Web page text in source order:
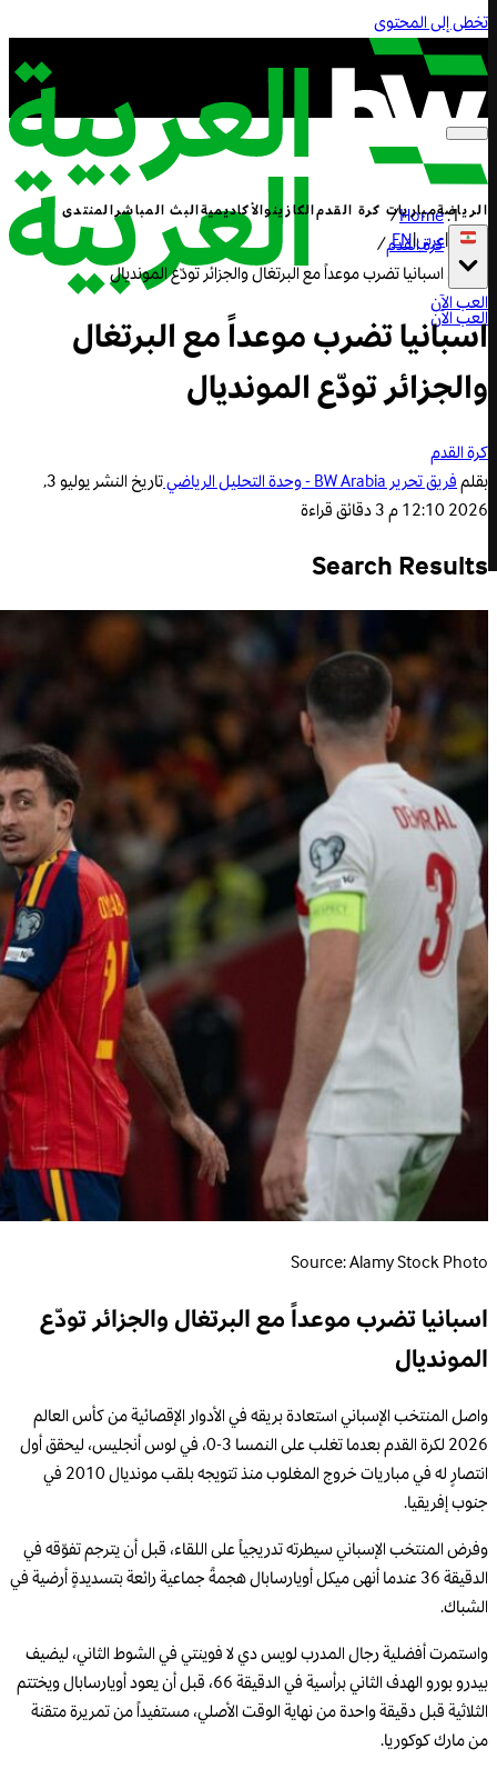
تخطى إلى المحتوى
الرياضةمباريات كرة القدمالكازينوالأكاديميةالبث المباشرالمنتدى
|عربي|
EN
العب الآن
العب الآن
Home
/
كرة القدم/
اسبانيا تضرب موعداً مع البرتغال والجزائر تودّع المونديال
اسبانيا تضرب موعداً مع البرتغال
والجزائر تودّع المونديال
كرة القدم
بقلمفريق تحرير BW Arabia - وحدة التحليل الرياضي تاريخ النشر
يوليو 3,
2026 12:10 م
3 دقائق قراءة
Search Results
Source: Alamy Stock Photo
اسبانيا تضرب موعداً مع البرتغال والجزائر تودّع
المونديال
واصل المنتخب الإسباني استعادة بريقه في الأدوار الإقصائية من كأس العالم
2026 لكرة القدم بعدما تغلب على النمسا 3-0، في لوس أنجليس، ليحقق أول
انتصارٍ له في مباريات خروج المغلوب منذ تتويجه بلقب مونديال 2010 في
جنوب إفريقيا.
وفرض المنتخب الإسباني سيطرته تدريجياً على اللقاء، قبل أن يترجم تفوّقه في
الدقيقة 36 عندما أنهى ميكل أويارسابال هجمةً جماعية رائعة بتسديدةٍ أرضية في
الشباك.
واستمرت أفضلية رجال المدرب لويس دي لا فوينتي في الشوط الثاني، ليضيف
بيدرو بورو الهدف الثاني برأسية في الدقيقة 66، قبل أن يعود أويارسابال ويختتم
الثلاثية قبل دقيقة واحدة من نهاية الوقت الأصلي، مستفيداً من تمريرة متقنة
من مارك كوكوريا.